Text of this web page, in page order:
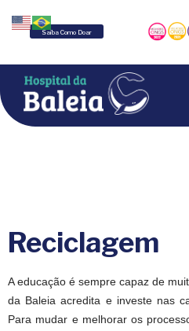
Saiba Como Doar
Reciclagem
A educação é sempre capaz de
da Baleia acredita e investe nas
Para mudar e melhorar os